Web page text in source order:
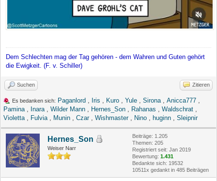
Dem Schlechten mag der Tag gehören - dem Wahren und Guten gehört
die Ewigkeit. (F. v. Schiller)
Suchen Zitieren
Es bedanken sich: Paganlord Iris Kuro Yule Sirona Anicca777
Pamina
Inara Wilder Mann Hernes_Son Rahanas Waldschrat
Violetta
Fulvia Munin Czar, Wishmaster, Nino huginn Sleipnir
Hernes_Son
Weiser Narr
Beiträge: 1.205
Themen: 205
Registriert seit: Jan 2019
Bewertung: 1.431
Bedankte sich: 19532
10511x gedankt in 485 Beiträgen